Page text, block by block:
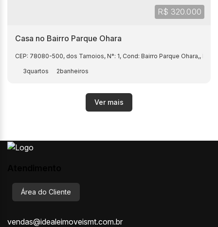
R$ 320.000
Casa no Bairro Parque Ohara
CEP: 78080-500, dos Tamoios, N°: 1, Cond: Bairro Parque Ohara,,
3 2
Área do Cliente
vendas@idealeimoveismt.com.br